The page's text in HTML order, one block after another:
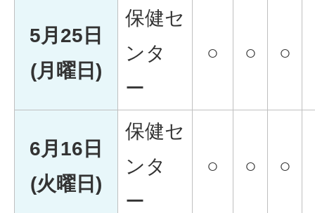
5月25日
(月曜日)
保健セ
ンタ
ー
○ ○ ○
6月16日
(火曜日)
保健セ
ンタ
ー
○ ○ ○